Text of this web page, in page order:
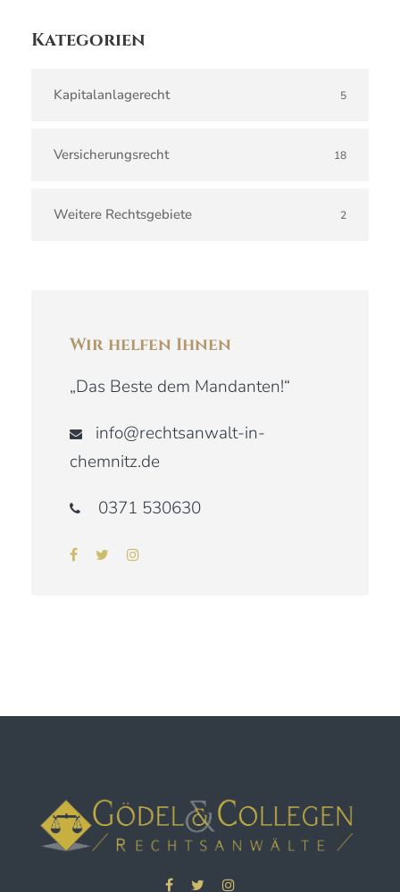
Kategorien
Kapitalanlagerecht 5
Versicherungsrecht 18
Weitere Rechtsgebiete 2
Wir helfen Ihnen
„Das Beste dem Mandanten!“
info@rechtsanwalt-in-
chemnitz.de
0371 530630